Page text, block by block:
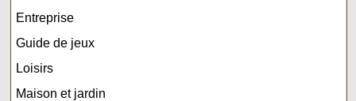
Entreprise
Guide de jeux
Loisirs
Maison et jardin